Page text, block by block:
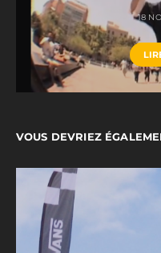
18
VOUS DEVRIEZ